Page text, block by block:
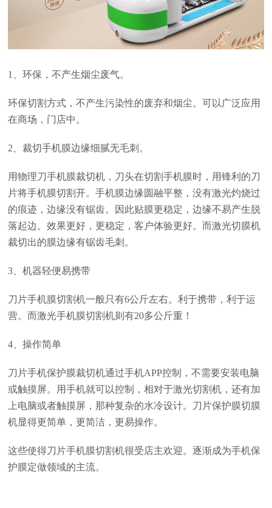
1、环保，不产生烟尘废气。
环保切割方式，不产生污染性的废弃和烟尘。可以广泛应用
在商场，门店中。
2、裁切手机膜边缘细腻无毛刺。
用物理刀手机膜裁切机，刀头在切割手机膜时，用锋利的刀
片将手机膜切割开。手机膜边缘圆融平整，没有激光灼烧过
的痕迹，边缘没有锯齿。因此贴膜更稳定，边缘不易产生脱
落起边。效果更好，更稳定，客户体验更好。而激光切膜机
裁切出的膜边缘有锯齿毛刺。
3、机器轻便易携带
刀片手机膜切割机一般只有6公斤左右。利于携带，利于运
营。而激光手机膜切割机则有20多公斤重！
4、操作简单
刀片手机保护膜裁切机通过手机APP控制，不需要安装电脑
或触摸屏。用手机就可以控制，相对于激光切割机，还有加
上电脑或者触摸屏，那种复杂的水冷设计。刀片保护膜切膜
机显得更简单，更简洁，更易操作。
这些使得刀片手机膜切割机很受店主欢迎。逐渐成为手机保
护膜定做领域的主流。